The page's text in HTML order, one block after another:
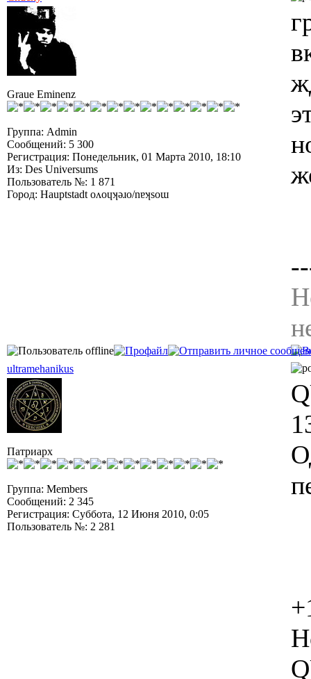
Graue Eminenz
Группа: Admin
Сообщений: 5 300
Регистрация: Понедельник, 01 Марта 2010, 18:10
Из: Des Universums
Пользователь №: 1 871
Город: Hauptstadt oʌoɥʞǝɹo/nɐʞsoɯ
ultramehanikus
Патриарх
Группа: Members
Сообщений: 2 345
Регистрация: Суббота, 12 Июня 2010, 0:05
Пользователь №: 2 281